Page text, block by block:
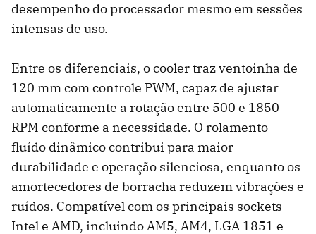
desempenho do processador mesmo em sessões
intensas de uso.
Entre os diferenciais, o cooler traz ventoinha de
120 mm com controle PWM, capaz de ajustar
automaticamente a rotação entre 500 e 1850
RPM conforme a necessidade. O rolamento
fluído dinâmico contribui para maior
durabilidade e operação silenciosa, enquanto os
amortecedores de borracha reduzem vibrações e
ruídos. Compatível com os principais sockets
Intel e AMD, incluindo AM5, AM4, LGA 1851 e